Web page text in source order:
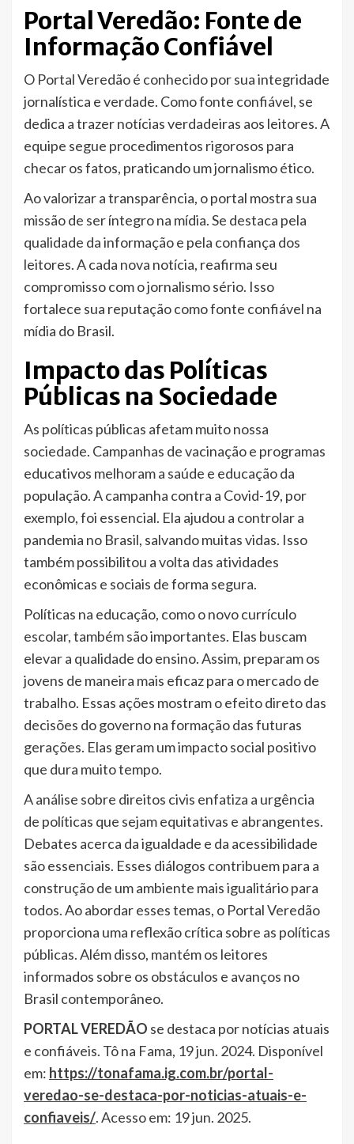
Portal Veredão: Fonte de
Informação Confiável
O Portal Veredão é conhecido por sua integridade
jornalística e verdade. Como fonte confiável, se
dedica a trazer notícias verdadeiras aos leitores. A
equipe segue procedimentos rigorosos para
checar os fatos, praticando um jornalismo ético.
Ao valorizar a transparência, o portal mostra sua
missão de ser íntegro na mídia. Se destaca pela
qualidade da informação e pela confiança dos
leitores. A cada nova notícia, reafirma seu
compromisso com o jornalismo sério. Isso
fortalece sua reputação como fonte confiável na
mídia do Brasil.
Impacto das Políticas
Públicas na Sociedade
As políticas públicas afetam muito nossa
sociedade. Campanhas de vacinação e programas
educativos melhoram a saúde e educação da
população. A campanha contra a Covid-19, por
exemplo, foi essencial. Ela ajudou a controlar a
pandemia no Brasil, salvando muitas vidas. Isso
também possibilitou a volta das atividades
econômicas e sociais de forma segura.
Políticas na educação, como o novo currículo
escolar, também são importantes. Elas buscam
elevar a qualidade do ensino. Assim, preparam os
jovens de maneira mais eficaz para o mercado de
trabalho. Essas ações mostram o efeito direto das
decisões do governo na formação das futuras
gerações. Elas geram um impacto social positivo
que dura muito tempo.
A análise sobre direitos civis enfatiza a urgência
de políticas que sejam equitativas e abrangentes.
Debates acerca da igualdade e da acessibilidade
são essenciais. Esses diálogos contribuem para a
construção de um ambiente mais igualitário para
todos. Ao abordar esses temas, o Portal Veredão
proporciona uma reflexão crítica sobre as políticas
públicas. Além disso, mantém os leitores
informados sobre os obstáculos e avanços no
Brasil contemporâneo.
PORTAL VEREDÃO se destaca por notícias atuais
e confiáveis. Tô na Fama, 19 jun. 2024. Disponível
em: https://tonafama.ig.com.br/portal-
veredao-se-destaca-por-noticias-atuais-e-
confiaveis/. Acesso em: 19 jun. 2025.